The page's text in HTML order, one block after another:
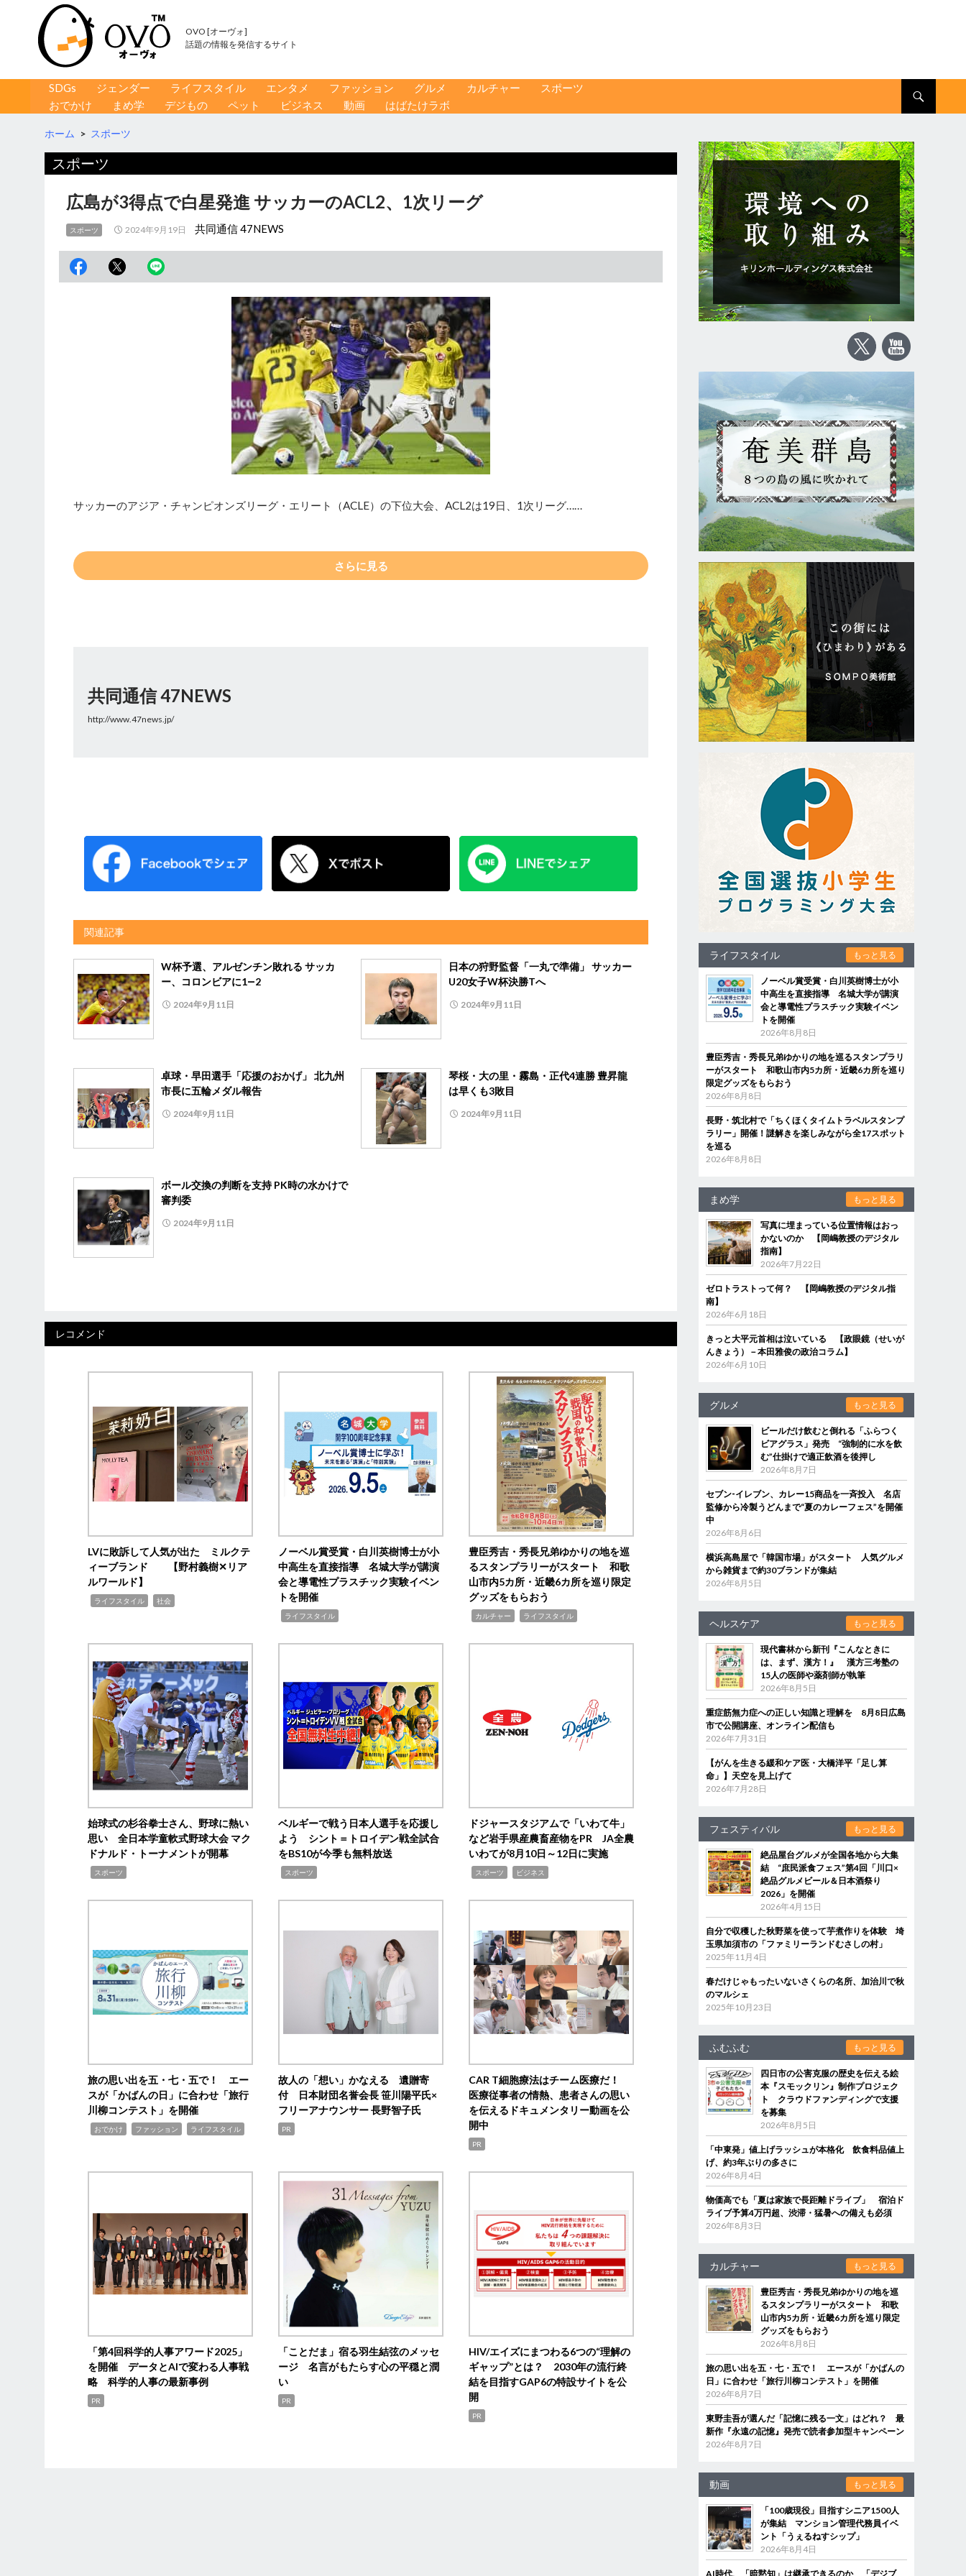
OVO [オーヴォ]
話題の情報を発信するサイト
コンテンツへ移動
SDGs ジェンダー ライフスタイル エンタメ ファッション グルメ カルチャー
スポーツ
おでかけ
まめ学 デジもの ペット ビジネス 動画 はばたけラボ
ホーム > スポーツ
スポーツ
広島が3得点で白星発進 サッカーのACL2、1次リーグ
スポーツ 2024年9月19日 共同通信 47NEWS
サッカーのアジア・チャンピオンズリーグ・エリート（ACLE）の下位大会、ACL2は19日、1次リーグ……
さらに見る
共同通信 47NEWS
http://www.47news.jp/
関連記事
W杯予選、アルゼンチン敗れる サッカ
ー、コロンビアに1―2
2024年9月11日
日本の狩野監督「一丸で準備」 サッカー
U20女子W杯決勝Tへ
2024年9月11日
卓球・早田選手「応援のおかげ」 北九州
市長に五輪メダル報告
2024年9月11日
琴桜・大の里・霧島・正代4連勝 豊昇龍
は早くも3敗目
2024年9月11日
ボール交換の判断を支持 PK時の水かけで
審判委
2024年9月11日
レコメンド
LVに敗訴して人気が出た ミルクテ
ィーブランド 【野村義樹✕リア
ルワールド】
ライフスタイル 社会
ノーベル賞受賞・白川英樹博士が小
中高生を直接指導 名城大学が講演
会と導電性プラスチック実験イベン
トを開催
ライフスタイル
豊臣秀吉・秀長兄弟ゆかりの地を巡
るスタンプラリーがスタート 和歌
山市内5カ所・近畿6カ所を巡り限定
グッズをもらおう
カルチャー ライフスタイル
始球式の杉谷拳士さん、野球に熱い
思い 全日本学童軟式野球大会 マク
ドナルド・トーナメントが開幕
スポーツ
ベルギーで戦う日本人選手を応援し
よう シント＝トロイデン戦全試合
をBS10が今季も無料放送
スポーツ
ドジャースタジアムで「いわて牛」
など岩手県産農畜産物をPR JA全農
いわてが8月10日～12日に実施
スポーツ ビジネス
旅の思い出を五・七・五で！ エー
スが「かばんの日」に合わせ「旅行
川柳コンテスト」を開催
おでかけ ファッション ライフスタイル
故人の「想い」かなえる 遺贈寄
付 日本財団名誉会長 笹川陽平氏×
フリーアナウンサー 長野智子氏
PR
CAR T細胞療法はチーム医療だ！
医療従事者の情熱、患者さんの思い
を伝えるドキュメンタリー動画を公
開中
PR
「第4回科学的人事アワード2025」
を開催 データとAIで変わる人事戦
略 科学的人事の最新事例
PR
「ことだま」宿る羽生結弦のメッセ
ージ 名言がもたらす心の平穏と潤
い
PR
HIV/エイズにまつわる6つの“理解の
ギャップ”とは？ 2030年の流行終
結を目指すGAP6の特設サイトを公
開
PR
ライフスタイル もっと見る
ノーベル賞受賞・白川英樹博士が小
中高生を直接指導 名城大学が講演
会と導電性プラスチック実験イベン
トを開催
2026年8月8日
豊臣秀吉・秀長兄弟ゆかりの地を巡るスタンプラリ
ーがスタート 和歌山市内5カ所・近畿6カ所を巡り
限定グッズをもらおう
2026年8月8日
長野・筑北村で「ちくほくタイムトラベルスタンプ
ラリー」開催！謎解きを楽しみながら全17スポット
を巡る
2026年8月8日
まめ学 もっと見る
写真に埋まっている位置情報はおっ
かないのか 【岡嶋教授のデジタル
指南】
2026年7月22日
ゼロトラストって何？ 【岡嶋教授のデジタル指
南】
2026年6月18日
きっと大平元首相は泣いている 【政眼鏡（せいが
んきょう）－本田雅俊の政治コラム】
2026年6月10日
グルメ もっと見る
ビールだけ飲むと倒れる「ふらつく
ビアグラス」発売 “強制的に水を飲
む”仕掛けで適正飲酒を後押し
2026年8月7日
セブン‐イレブン、カレー15商品を一斉投入 名店
監修から冷製うどんまで“夏のカレーフェス”を開催
中
2026年8月6日
横浜高島屋で「韓国市場」がスタート 人気グルメ
から雑貨まで約30ブランドが集結
2026年8月5日
ヘルスケア もっと見る
現代書林から新刊『こんなときに
は、まず、漢方！』 漢方三考塾の
15人の医師や薬剤師が執筆
2026年8月5日
重症筋無力症への正しい知識と理解を 8月8日広島
市で公開講座、オンライン配信も
2026年7月31日
【がんを生きる緩和ケア医・大橋洋平「足し算
命」】天空を見上げて
2026年7月28日
フェスティバル もっと見る
絶品屋台グルメが全国各地から大集
結 “庶民派食フェス”第4回「川口×
絶品グルメビール＆日本酒祭り
2026」を開催
2026年4月15日
自分で収穫した秋野菜を使って芋煮作りを体験 埼
玉県加須市の「ファミリーランドむさしの村」
2025年11月4日
春だけじゃもったいないさくらの名所、加治川で秋
のマルシェ
2025年10月23日
ふむふむ もっと見る
四日市の公害克服の歴史を伝える絵
本『スモックリン』制作プロジェク
ト クラウドファンディングで支援
を募集
2026年8月5日
「中東発」値上げラッシュが本格化 飲食料品値上
げ、約3年ぶりの多さに
2026年8月4日
物価高でも「夏は家族で長距離ドライブ」 宿泊ド
ライブ予算4万円超、渋滞・猛暑への備えも必須
2026年8月3日
カルチャー もっと見る
豊臣秀吉・秀長兄弟ゆかりの地を巡
るスタンプラリーがスタート 和歌
山市内5カ所・近畿6カ所を巡り限定
グッズをもらおう
2026年8月8日
旅の思い出を五・七・五で！ エースが「かばんの
日」に合わせ「旅行川柳コンテスト」を開催
2026年8月7日
東野圭吾が選んだ「記憶に残る一文」はどれ？ 最
新作『永遠の記憶』発売で読者参加型キャンペーン
2026年8月7日
動画 もっと見る
「100歳現役」目指すシニア1500人
が集結 マンション管理代務員イベ
ント「うぇるねすシップ」
2026年8月4日
AI時代、「暗黙知」は継承できるのか 「デジブ